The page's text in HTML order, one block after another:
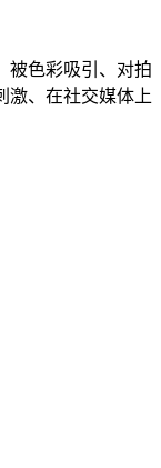
被色彩吸引、对拍
激、在社交媒体上